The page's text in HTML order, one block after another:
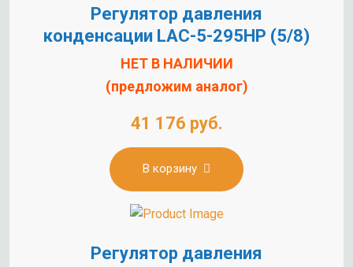
Регулятор давления
конденсации LAC-5-295HP (5/8)
НЕТ В НАЛИЧИИ
(предложим аналог)
41 176 руб.
В корзину
Регулятор давления